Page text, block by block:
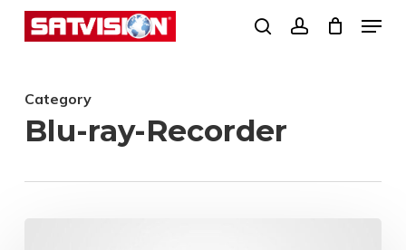
Skip
content
search
Menu
Category
Blu-ray-Recorder